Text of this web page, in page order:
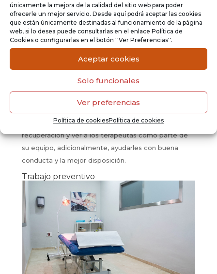
únicamente la mejora de la calidad del sitio web para poder
ofrecerle un mejor servicio. Desde aquí podrá aceptar las cookies
que están únicamente destinadas al funcionamiento de la página
web, si lo desea puede consultarlas en el enlace Política de
Cookies o configurarlas en el botón ''Ver Preferencias''.
Aceptar cookies
Solo funcionales
Ver preferencias
Política de cookiesPolítica de cookies
estiramientos guiados, distintos tipos de
fortalecimiento y trabajos de propiocepción. De
igual manera, se marcan pautas de conducta al
deportista, quien debe seguirlas para facilitar su
El deportista debe tener en cuenta que es un
proceso lento, el cual se trabaja de manera
modo que, deberá respetar los tiempos de
recuperación y ver a los terapeutas como parte de
su equipo, adicionalmente, ayudarles con buena
conducta y la mejor disposición.
Trabajo preventivo